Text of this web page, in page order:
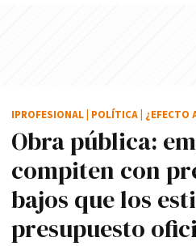
Obra pública:
compiten con
bajos que los
presupuesto
IPROFESIONAL POLÍTICA ¿EFECTO